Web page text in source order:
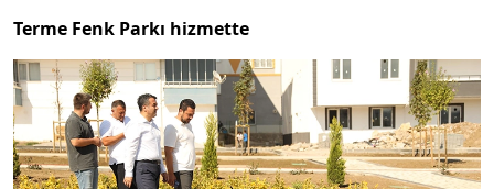
Terme Fenk Parkı hizmette